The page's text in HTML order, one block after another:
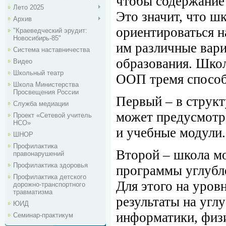
Лето 2025
Архив
"Краеведческий эрудит:
Новосибирь-85"
Система наставничества
Видео
Школьный театр
Школа Министерства
Просвещения России
Служба медиации
Проект «Сетевой учитель
НСО»
ШНОР
Профилактика
правонарушений
Профилактика здоровья
Профилактика детского
дорожно-транспортного
травматизма
ЮИД
Семинар-практикум
Это значит, что
ориентироваться
им различные
образования.
ООП тремя
Первый – в
может
и учебные модули.
Второй – школа
программы
Для этого на
результаты на
информатики,